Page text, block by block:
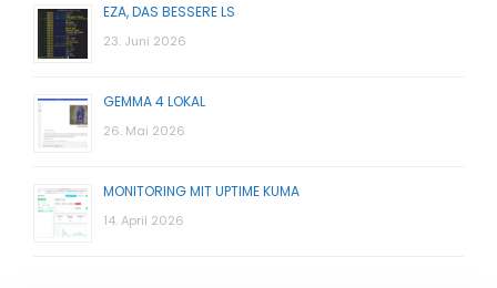
EZA, DAS BESSERE LS
23. Juni 2026
GEMMA 4 LOKAL
26. Mai 2026
MONITORING MIT UPTIME KUMA
14. April 2026